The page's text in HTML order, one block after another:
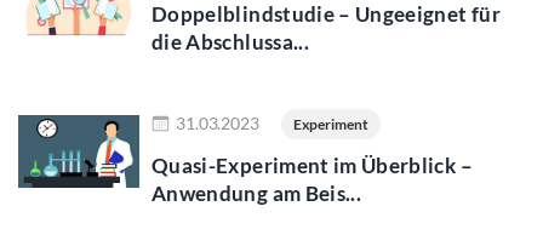
Doppelblindstudie – Ungeeignet für
die Abschlussa...
31.03.2023 Experiment
Quasi-Experiment im Überblick –
Anwendung am Beis...